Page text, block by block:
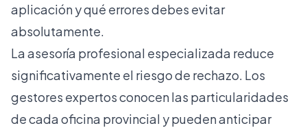
aplicación y qué errores debes evitar
absolutamente.
La asesoría profesional especializada reduce
significativamente el riesgo de rechazo. Los
gestores expertos conocen las particularidades
de cada oficina provincial y pueden anticipar